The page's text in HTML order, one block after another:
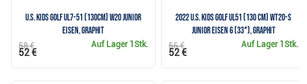
U.S. Kids Golf UL7-51 (130cm) W20 Junior
Eisen, Graphit
Auf Lager 1Stk.
58 €
52 €
2022 U.S. Kids Golf UL51 (130 cm) WT20-s
Junior Eisen 6 (33°), Graphit
Auf Lager 1Stk.
56 €
52 €